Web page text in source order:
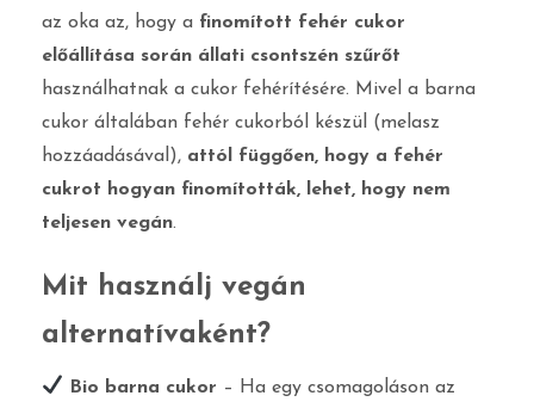
az oka az, hogy a finomított fehér cukor
előállítása során állati csontszén szűrőt
használhatnak a cukor fehérítésére. Mivel a barna
cukor általában fehér cukorból készül (melasz
hozzáadásával), attól függően, hogy a fehér
cukrot hogyan finomították, lehet, hogy nem
teljesen vegán.
Mit használj vegán
alternatívaként?
Bio barna cukor – Ha egy csomagoláson az